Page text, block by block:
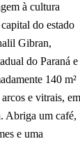
à cultura
do estado
Gibran,
do Paraná e
140 m²
e vitrais, em
Abriga um café,
e uma